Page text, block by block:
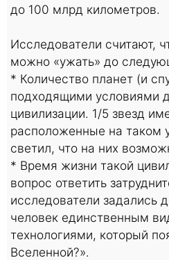
до 100 млрд километров.
Исследователи считают,
можно «ужать» до
* Количество планет (и
подходящими условиями
цивилизации. 1/5 звезд
расположенные на таком
светил, что на них
* Время жизни такой
вопрос ответить
исследователи задались
человек единственным
технологиями, который
Вселенной?».